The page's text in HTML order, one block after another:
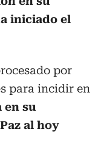
iniciado el
por
para incidir en
en su
al hoy